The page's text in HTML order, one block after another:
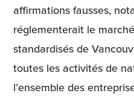
affirmations fausses,
réglementerait le
standardisés de
toutes les activités de
l’ensemble des